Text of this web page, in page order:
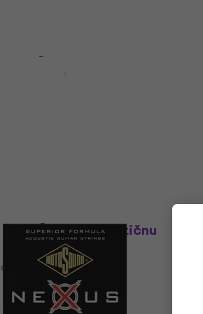
JK10 Žice za akustičnu
Žice za akustičnu
gitaru